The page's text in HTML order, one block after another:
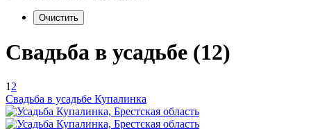
Свадьба в усадьбе (12)
1 2
Свадьба в усадьбе Купалинка